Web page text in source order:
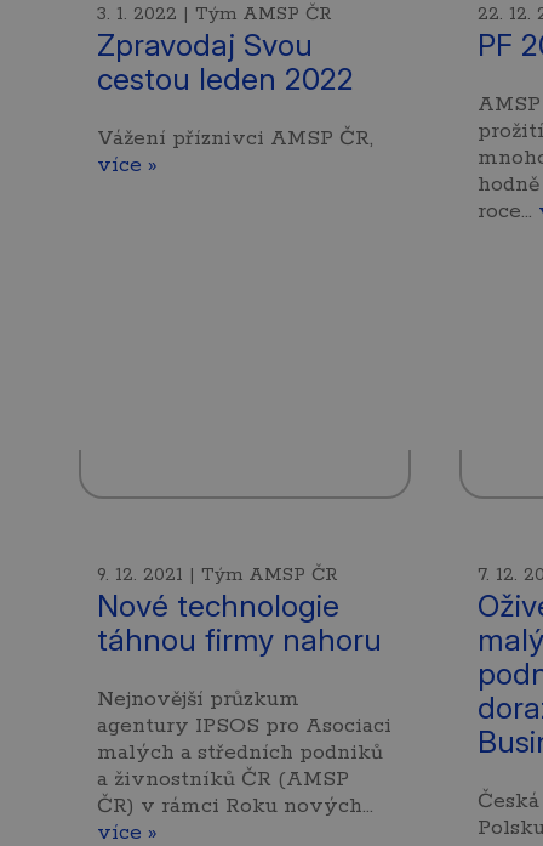
3. 1. 2022 | Tým AMSP ČR
Zpravodaj Svou
cestou leden 2022
Vážení příznivci AMSP ČR,
více »
22. 12.
PF
roce…
9. 12. 2021 | Tým AMSP ČR
Nové technologie
táhnou firmy nahoru
Nejnovější průzkum
agentury IPSOS pro Asociaci
malých a středních podniků
a živnostníků ČR (AMSP
ČR) v rámci Roku nových…
více »
7. 12.